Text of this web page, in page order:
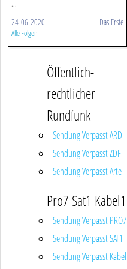
...
24-06-2020 Das Erste
Alle Folgen
Öffentlich-
rechtlicher
Rundfunk
Sendung Verpasst ARD
Sendung Verpasst ZDF
Sendung Verpasst Arte
Pro7 Sat1 Kabel1
Sendung Verpasst PRO7
Sendung Verpasst SAT1
Sendung Verpasst Kabel